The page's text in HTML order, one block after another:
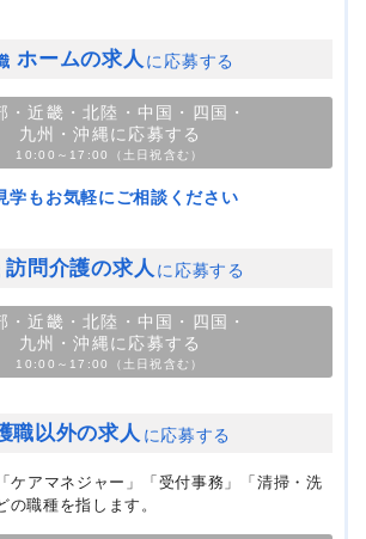
ホームの求人 に応募する
・近畿・北陸・中国・四国・
九州・沖縄に応募する
10:00～17:00（土日祝含む）
学もお気軽にご相談ください
訪問介護の求人 に応募する
・近畿・北陸・中国・四国・
九州・沖縄に応募する
10:00～17:00（土日祝含む）
職以外の求人 に応募する
ケアマネジャー」「受付事務」「清掃・洗
の職種を指します。